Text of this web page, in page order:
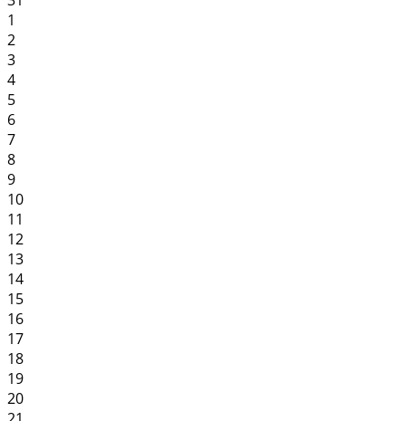
1
2
3
4
5
6
7
8
9
10
11
12
13
14
15
16
17
18
19
20